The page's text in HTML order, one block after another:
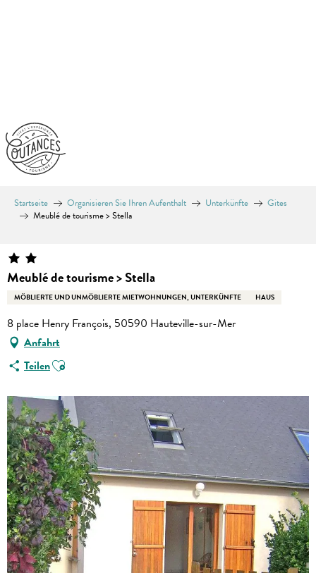
Startseite Organisieren Sie Ihren Aufenthalt Unterkünfte
Gites
Meublé de tourisme > Stella
Meublé de tourisme > Stella
MÖBLIERTE UND UNMÖBLIERTE MIETWOHNUNGEN, UNTERKÜNFTE HAUS
8 place Henry François, 50590 Hauteville-sur-Mer
Anfahrt
TeilenAjouter aux favoris